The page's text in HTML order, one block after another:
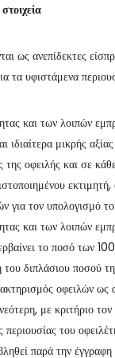
ως ανεπίδεκτες
τα υφιστάμενα
και των λοιπών
ιδιαίτερα μικρής
της οφειλής και σε
για τον υπολογισμό
και των λοιπών
το ποσό των
διπλάσιου ποσού
οφειλών ως
με κριτήριο
περιουσίας του
παρά την